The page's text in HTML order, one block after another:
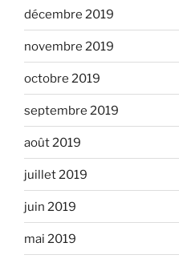
décembre 2019
novembre 2019
octobre 2019
septembre 2019
août 2019
juillet 2019
juin 2019
mai 2019